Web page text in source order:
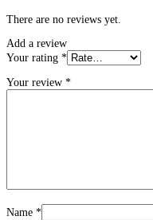
There are no reviews yet.
Add a review
Your rating *
Your review *
Name *